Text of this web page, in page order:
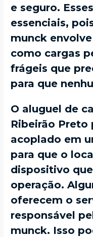
e seguro.
essenciais,
munck
como cargas
frágeis que
para que
O aluguel de
Ribeirão
acoplado em
para que o
dispositivo
operação.
oferecem o
responsável
munck. Isso